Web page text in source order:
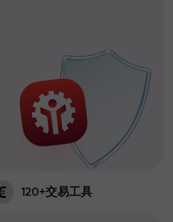
120+交易工具